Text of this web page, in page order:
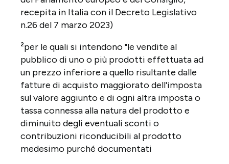
recepita in Italia con il Decreto Legislativo
n.26 del 7 marzo 2023)
²per le quali si intendono "le vendite al
pubblico di uno o più prodotti effettuata ad
un prezzo inferiore a quello risultante dalle
fatture di acquisto maggiorato dell'imposta
sul valore aggiunto e di ogni altra imposta o
tassa connessa alla natura del prodotto e
diminuito degli eventuali sconti o
contribuzioni riconducibili al prodotto
medesimo purché documentati